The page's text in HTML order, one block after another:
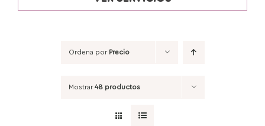
Ordena por Precio
Mostrar48 productos